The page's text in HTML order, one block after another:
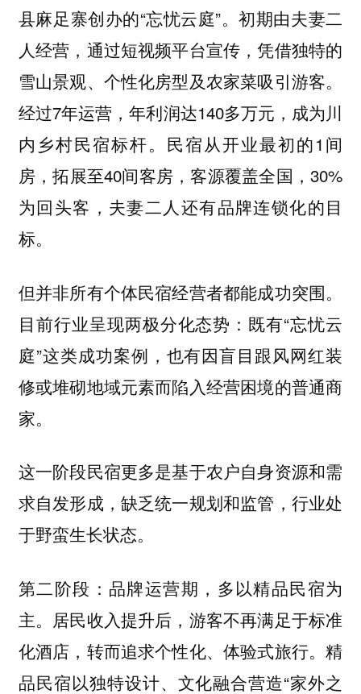
县麻足寨创办的“忘忧云庭”。初期由夫妻二
人经营，通过短视频平台宣传，凭借独特的
雪山景观、个性化房型及农家菜吸引游客。
经过7年运营，年利润达140多万元，成为川
内乡村民宿标杆。民宿从开业最初的1间
房，拓展至40间客房，客源覆盖全国，30%
为回头客，夫妻二人还有品牌连锁化的目
标。
但并非所有个体民宿经营者都能成功突围。
目前行业呈现两极分化态势：既有“忘忧云
庭”这类成功案例，也有因盲目跟风网红装
修或堆砌地域元素而陷入经营困境的普通商
家。
这一阶段民宿更多是基于农户自身资源和需
求自发形成，缺乏统一规划和监管，行业处
于野蛮生长状态。
第二阶段：品牌运营期，多以精品民宿为
主。居民收入提升后，游客不再满足于标准
化酒店，转而追求个性化、体验式旅行。精
品民宿以独特设计、文化融合营造“家外之